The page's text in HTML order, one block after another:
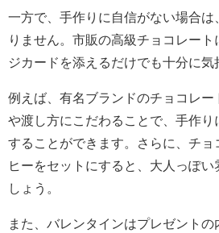
一方で、手作りに自信がない場合は
りません。市販の高級チョコレー
ジカードを添えるだけでも十分に気
例えば、有名ブランドのチョコレ
や渡し方にこだわることで、手作り
することができます。さらに、チョ
ヒーをセットにすると、大人っぽ
しょう。
また、バレンタインはプレゼント